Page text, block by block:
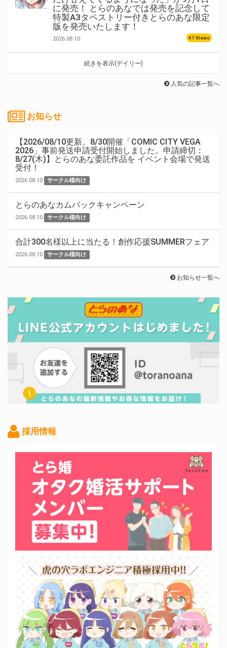
に発売！ とらのあなでは発売を記念して
特製A3タペストリー付きとらのあな限定
版を発売いたします！
2026.08.10 41 Views
続きを表示(デイリー)
人気の記事一覧へ
お知らせ
【2026/08/10更新。8/30開催「COMIC CITY VEGA
2026」事前発送申請受付開始しました。申請締切：
8/27(木)】とらのあな委託作品を イベント会場で発送
受付！
2026.08.10 サークル様向け
とらのあなカムバックキャンペーン
2026.08.10 サークル様向け
合計300名様以上に当たる！創作応援SUMMERフェア
2026.08.10 サークル様向け
お知らせ一覧へ
採用情報